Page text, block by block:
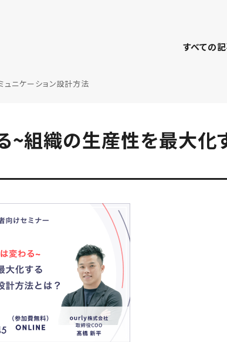
すべての
ニケーション設計方法
組織の生産性を最大化